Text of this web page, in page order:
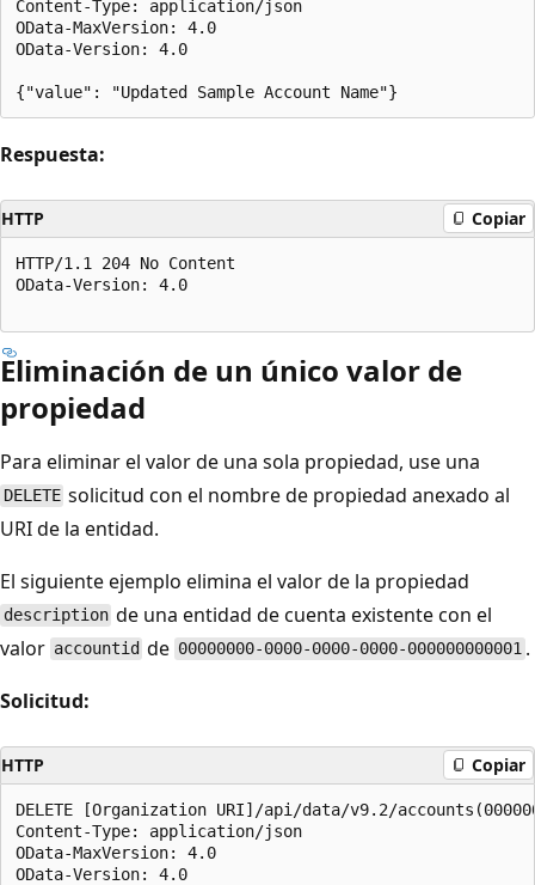
Content-Type: application/json
OData-MaxVersion: 4.0
OData-Version: 4.0
Respuesta:
HTTP Copiar
HTTP/1.1 204 No Content
OData-Version: 4.0
Eliminación de un único valor de
propiedad
Para eliminar el valor de una sola propiedad, use una
DELETE solicitud con el nombre de propiedad anexado al
URI de la entidad.
El siguiente ejemplo elimina el valor de la propiedad
description de una entidad de cuenta existente con el
valor accountid de 00000000-0000-0000-0000-000000000001 .
Solicitud:
HTTP Copiar
DELETE [Organization URI]/api/data/v9.2/
Content-Type: application/json
OData-MaxVersion: 4.0